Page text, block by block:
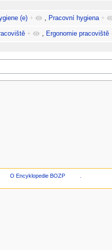
(e) + , Pracovní hygiena +
+ , Ergonomie pracoviště
O Encyklopedie BOZP